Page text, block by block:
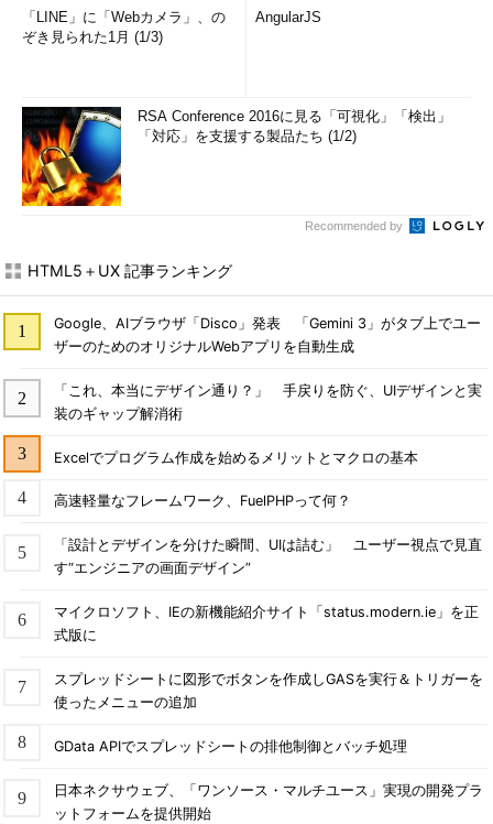
「LINE」に「Webカメラ」、の
ぞき見られた1月 (1/3)
AngularJS
RSA Conference 2016に見る「可視化」「検出」
「対応」を支援する製品たち (1/2)
Recommended by
HTML5＋UX 記事ランキング
Google、AIブラウザ「Disco」発表 「Gemini 3」がタブ上でユー
ザーのためのオリジナルWebアプリを自動生成
「これ、本当にデザイン通り？」 手戻りを防ぐ、UIデザインと実
装のギャップ解消術
Excelでプログラム作成を始めるメリットとマクロの基本
高速軽量なフレームワーク、FuelPHPって何？
「設計とデザインを分けた瞬間、UIは詰む」 ユーザー視点で見直
す“エンジニアの画面デザイン”
マイクロソフト、IEの新機能紹介サイト「status.modern.ie」を正
式版に
スプレッドシートに図形でボタンを作成しGASを実行＆トリガーを
使ったメニューの追加
GData APIでスプレッドシートの排他制御とバッチ処理
日本ネクサウェブ、「ワンソース・マルチユース」実現の開発プラ
ットフォームを提供開始